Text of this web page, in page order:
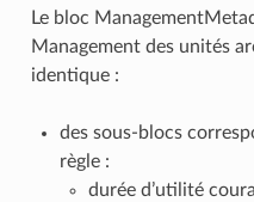
Le bloc
Management des unités
identique :
des sous-blocs
règle :
durée d’utilité